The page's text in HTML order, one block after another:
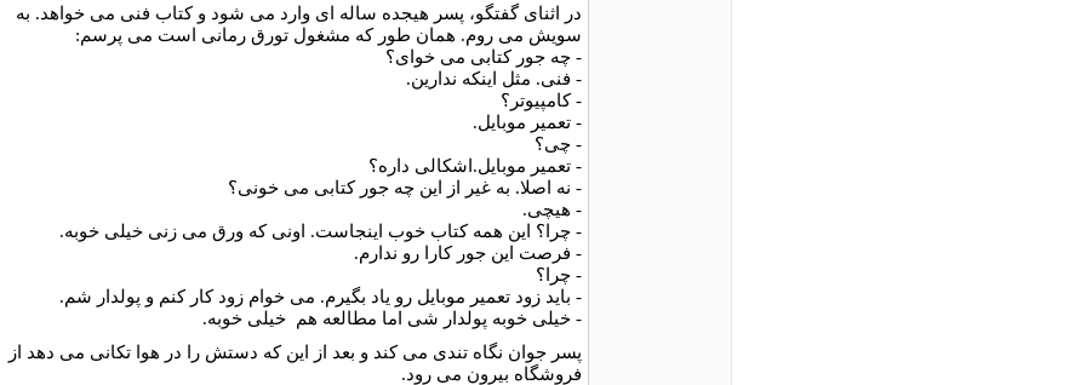
در اثناى گفتگو، پسر هيجده ساله ای وارد می شود و کتاب فنی می خواهد. به
سویش می روم. همان طور که مشغول تورق رمانی است می پرسم:
- چه جور کتابی می خوای؟
- فنی. مثل اینکه ندارین.
- کامپیوتر؟
- تعمیر موبایل.
- چی؟
- تعمیر موبایل.اشکالی داره؟
- نه اصلا. به غیر از این چه جور کتابی می خونی؟
- هیچی.
- چرا؟ این همه کتاب خوب اینجاست. اونی که ورق می زنی خیلی خوبه.
- فرصت این جور کارا رو ندارم.
- چرا؟
- باید زود تعمیر موبایل رو یاد بگیرم. می خوام زود کار کنم و پولدار شم.
- خیلی خوبه پولدار شی اما مطالعه هم خیلی خوبه.
پسر جوان نگاه تندی می کند و بعد از این که دستش را در هوا تکانی می دهد از
فروشگاه بیرون می رود.